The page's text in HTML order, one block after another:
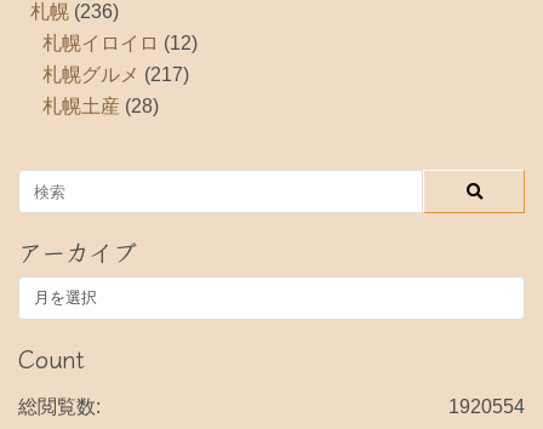
札幌 (236)
札幌イロイロ (12)
札幌グルメ (217)
札幌土産 (28)
アーカイブ
ー
カ
ブ
Count
1920554
総閲覧数: